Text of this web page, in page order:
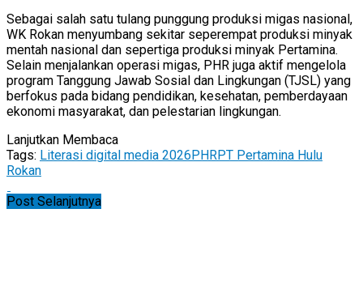
Sebagai salah satu tulang punggung produksi migas nasional,
WK Rokan menyumbang sekitar seperempat produksi minyak
mentah nasional dan sepertiga produksi minyak Pertamina.
Selain menjalankan operasi migas, PHR juga aktif mengelola
program Tanggung Jawab Sosial dan Lingkungan (TJSL) yang
berfokus pada bidang pendidikan, kesehatan, pemberdayaan
ekonomi masyarakat, dan pelestarian lingkungan.
Lanjutkan Membaca
Tags: Literasi digital media 2026PHRPT Pertamina Hulu
Rokan
Post Selanjutnya